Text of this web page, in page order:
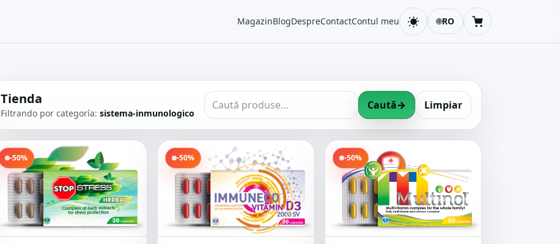
MagazinBlogDespreContactContul meu Schimbă tema
🌐RO Coș
Tienda
Filtrando por categoría: sistema-inmunologico
Caută→ Limpiar
-50% -50% -50%